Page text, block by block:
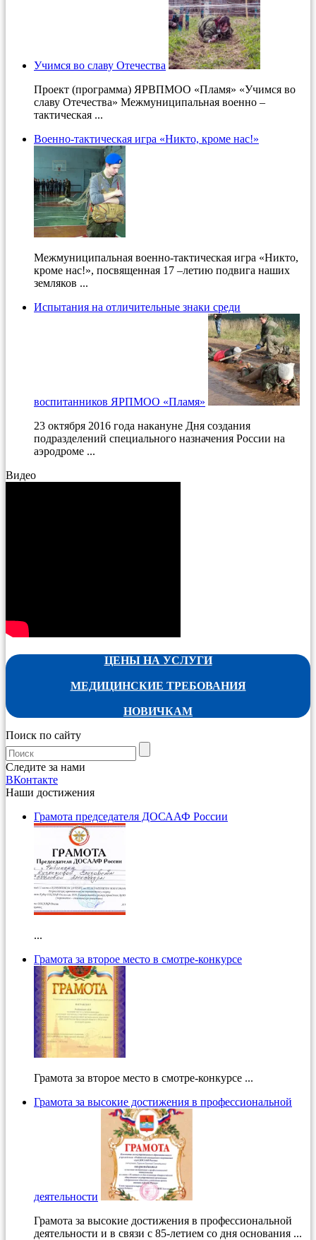
Учимся во славу Отечества
Проект (программа) ЯРВПМОО «Пламя» «Учимся во
славу Отечества» Межмуниципальная военно –
тактическая ...
Военно-тактическая игра «Никто, кроме нас!»
Межмуниципальная военно-тактическая игра «Никто,
кроме нас!», посвященная 17 –летию подвига наших
земляков ...
Испытания на отличительные знаки среди
воспитанников ЯРПМОО «Пламя»
23 октября 2016 года накануне Дня создания
подразделений специального назначения России на
аэродроме ...
Видео
ЦЕНЫ НА УСЛУГИ
МЕДИЦИНСКИЕ ТРЕБОВАНИЯ
НОВИЧКАМ
Поиск по сайту
Следите за нами
ВКонтакте
Наши достижения
Грамота председателя ДОСААФ России
...
Грамота за второе место в смотре-конкурсе
Грамота за второе место в смотре-конкурсе ...
Грамота за высокие достижения в профессиональной
деятельности
Грамота за высокие достижения в профессиональной
деятельности и в связи с 85-летием со дня основания ...